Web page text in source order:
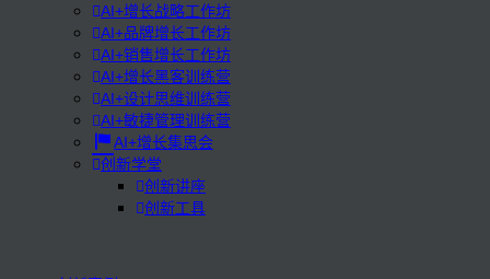
AI+增长战略工作坊
AI+品牌增长工作坊
AI+销售增长工作坊
AI+增长黑客训练营
AI+设计思维训练营
AI+敏捷管理训练营
AI+增长集思会
创新学堂
创新讲座
创新工具